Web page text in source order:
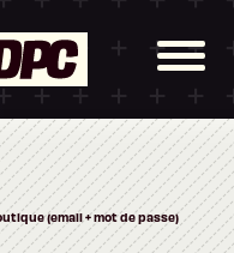
(email + mot de passe)